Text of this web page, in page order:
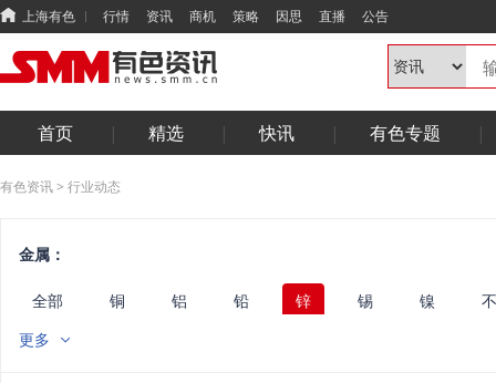
上海有色 行情 资讯 商机 策略 因思 直播 公告
首页 精选 快讯 有色专题
有色资讯> 行业动态
金属：
全部 铜 铝 铅 锌 锡 镍
锑
更多